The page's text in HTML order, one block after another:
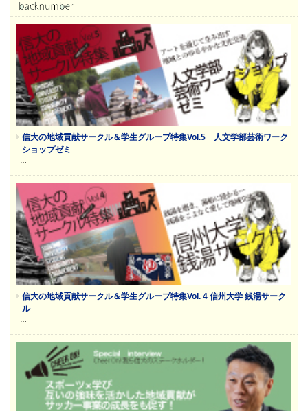
信大の地域貢献サークル＆学生グループ特集Vol.5 人文学部芸術ワーク
ショップゼミ
…
信大の地域貢献サークル＆学生グループ特集Vol. 4 信州大学 銭湯サーク
ル